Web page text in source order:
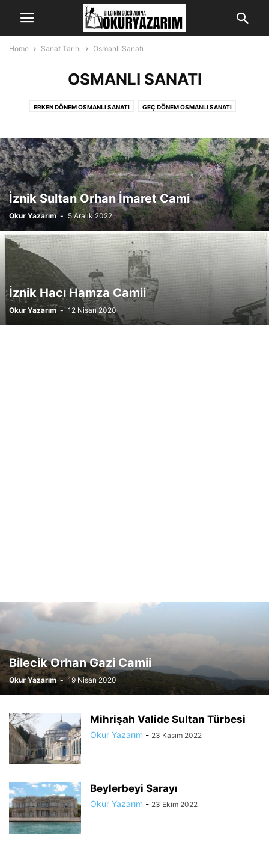
Home Sanat Tarihi Osmanlı Sanatı
OSMANLI SANATI
ERKEN DÖNEM OSMANLI SANATI GEÇ DÖNEM OSMANLI SANATI
İznik Sultan Orhan İmaret Cami
Okur Yazarım - 5 Aralık 2022
İznik Hacı Hamza Camii
Okur Yazarım - 12 Nisan 2020
Bilecik Orhan Gazi Camii
Okur Yazarım - 19 Nisan 2020
Mihrişah Valide Sultan Türbesi
Okur Yazarım - 23 Kasım 2022
Beylerbeyi Sarayı
Okur Yazarım - 23 Ekim 2022